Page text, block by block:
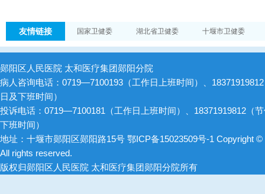
友情链接 国家卫健委 湖北省卫健委 十堰市卫健委
郧阳区人民医院 太和医疗集团郧阳分院
病人咨询电话：0719—7100193（工作日上班时间）、
日及下班时间）
投诉电话：0719—7100181（工作日上班时间）、18371919812（
下班时间）
地址：十堰市郧阳区郧阳路15号 鄂ICP备15023509号-1 Copyright ©
All rights reserved.
版权归郧阳区人民医院 太和医疗集团郧阳分院所有